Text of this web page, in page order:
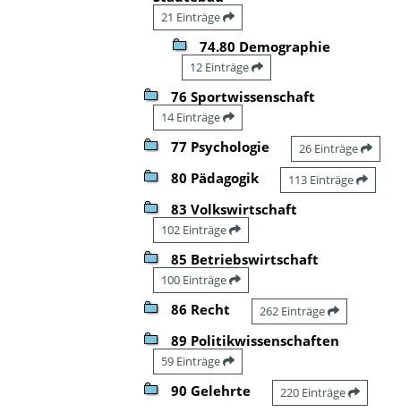
21 Einträge
74.80 Demographie
12 Einträge
76 Sportwissenschaft
14 Einträge
77 Psychologie 26 Einträge
80 Pädagogik 113 Einträge
83 Volkswirtschaft
102 Einträge
85 Betriebswirtschaft
100 Einträge
86 Recht 262 Einträge
89 Politikwissenschaften
59 Einträge
90 Gelehrte 220 Einträge